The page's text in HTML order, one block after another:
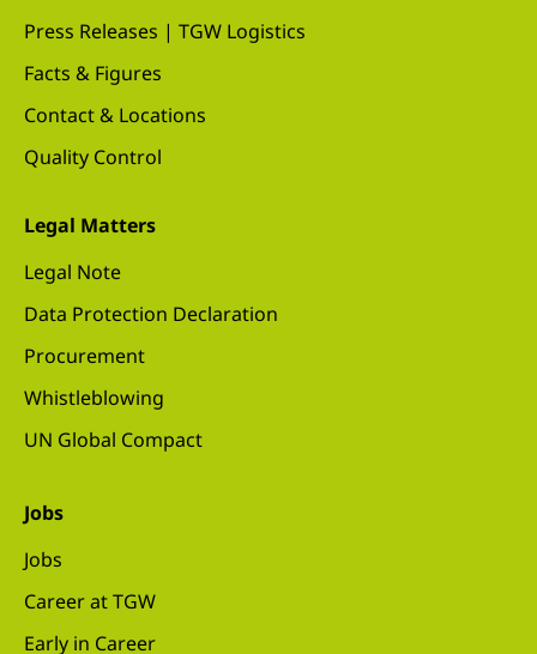
Press Releases | TGW Logistics
Facts & Figures
Contact & Locations
Quality Control
Legal Matters
Legal Note
Data Protection Declaration
Procurement
Whistleblowing
UN Global Compact
Jobs
Jobs
Career at TGW
Early in Career